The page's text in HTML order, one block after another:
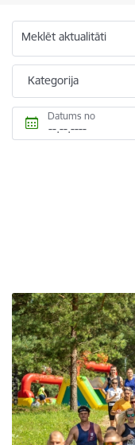
Meklēt aktualitāti
Kategorija
Datums no